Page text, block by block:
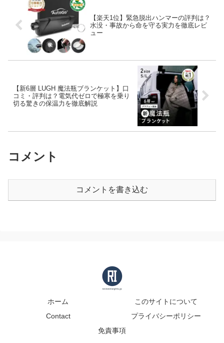
【楽天1位】緊急脱出ハンマーの評判は？
水没・事故から命を守る実力を徹底レビ
ュー
【新6層 LUGH 魔法瓶ブランケット】口
コミ・評判は？電気代ゼロで極寒を乗り
切る驚きの保温力を徹底解説
コメント
コメントを書き込む
ホーム
このサイトについて
Contact
プライバシーポリシー
免責事項